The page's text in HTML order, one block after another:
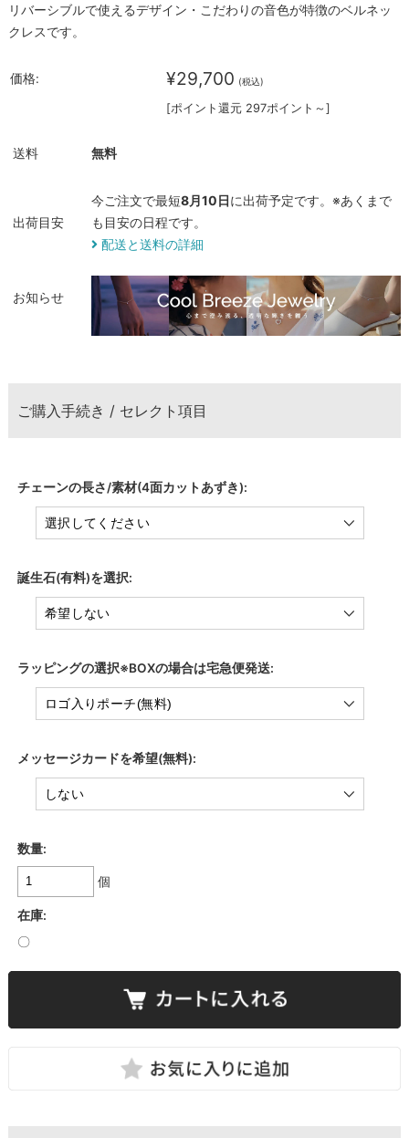
リバーシブルで使えるデザイン・こだわりの音色が特徴のベルネッ
クレスです。
価格: ¥29,700 (税込)
[ポイント還元 297ポイント～]
送料 無料
出荷目安
今ご注文で最短8月10日に出荷予定です。※あくまで
も目安の日程です。
配送と送料の詳細
お知らせ
ご購入手続き / セレクト項目
チェーンの長さ/素材(4面カットあずき):
誕生石(有料)を選択:
ラッピングの選択※BOXの場合は宅急便発送:
メッセージカードを希望(無料):
数量:
個
在庫:
〇